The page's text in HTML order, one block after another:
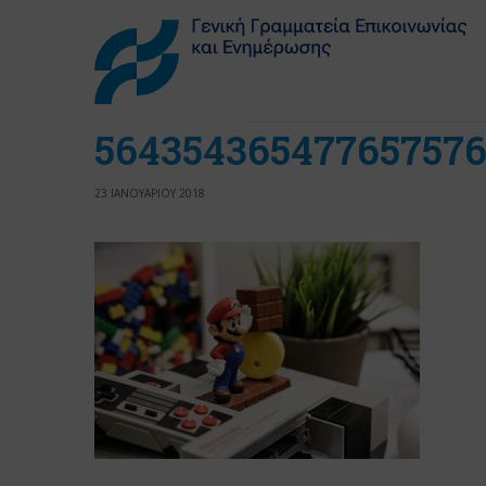
23 ΙΑΝΟΥΑΡΙΟΥ 2018